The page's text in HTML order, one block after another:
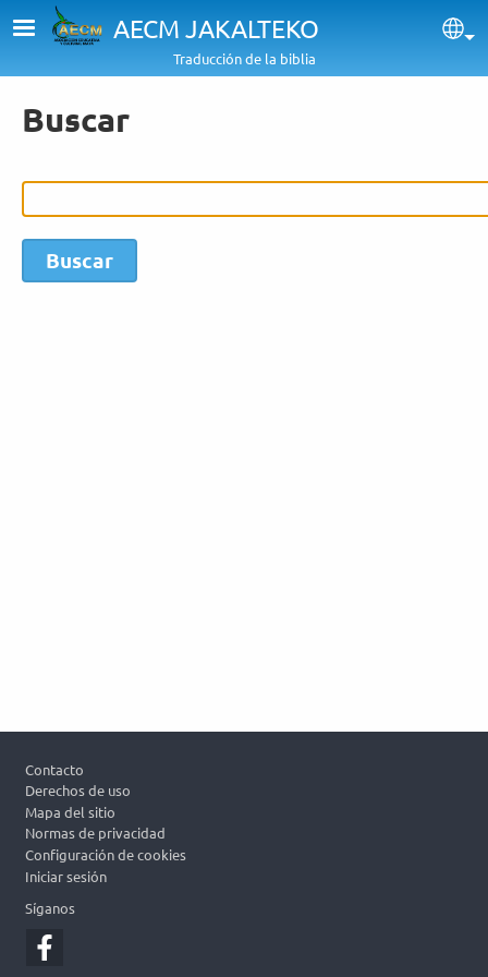
Pasar al contenido principal
AECM JAKALTEKO
Traducción de la biblia
Buscar
Contacto
Derechos de uso
Mapa del sitio
Normas de privacidad
Configuración de cookies
Iniciar sesión
Síganos